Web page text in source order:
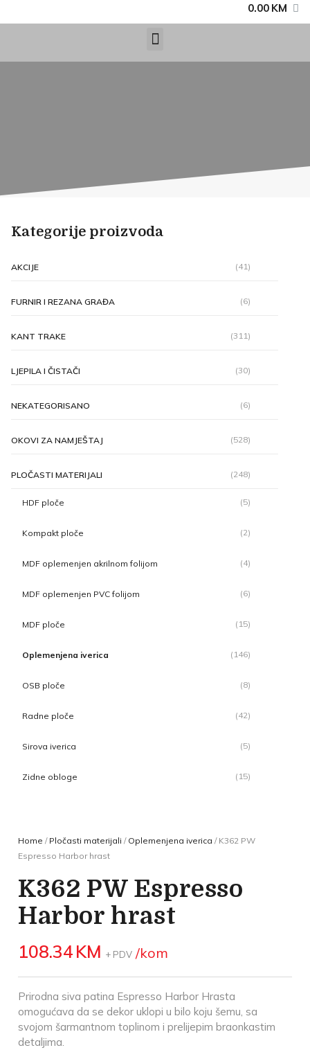
0.00 KM
Kategorije proizvoda
AKCIJE (41)
FURNIR I REZANA GRAĐA (6)
KANT TRAKE (311)
LJEPILA I ČISTAČI (30)
NEKATEGORISANO (6)
OKOVI ZA NAMJEŠTAJ (528)
PLOČASTI MATERIJALI (248)
HDF ploče (5)
Kompakt ploče (2)
MDF oplemenjen akrilnom folijom (4)
MDF oplemenjen PVC folijom (6)
MDF ploče (15)
Oplemenjena iverica (146)
OSB ploče (8)
Radne ploče (42)
Sirova iverica (5)
Zidne obloge (15)
Home / Pločasti materijali / Oplemenjena iverica / K362 PW
Espresso Harbor hrast
K362 PW Espresso
Harbor hrast
108.34KM + PDV /kom
Prirodna siva patina Espresso Harbor Hrasta
omogućava da se dekor uklopi u bilo koju šemu, sa
svojom šarmantnom toplinom i prelijepim braonkastim
detaljima.